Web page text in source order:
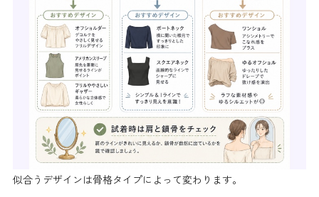
似合うデザインは骨格タイプによって変わります。